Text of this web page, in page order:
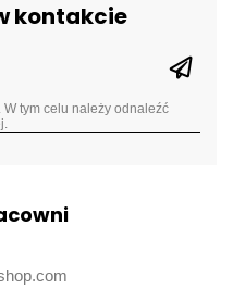
kontakcie
tym celu należy odnaleźć